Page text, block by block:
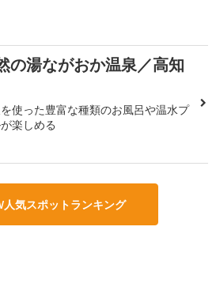
の湯ながおか温泉／高知
使った豊富な種類のお風呂や温水プ
楽しめる
人気スポットランキング